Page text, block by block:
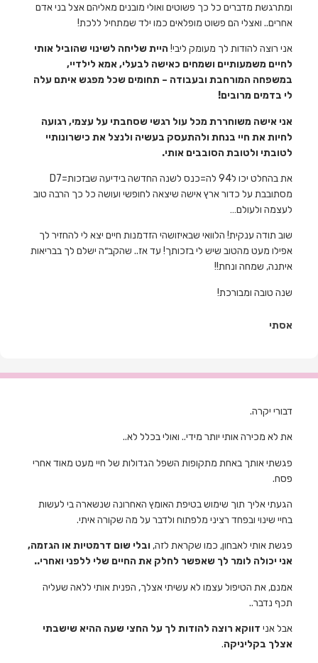
ומתרגשת מדברים כל כך פשוטים ואולי מובנים מאליהם אצל בני אדם
אחרים.. ואצלי הם פשוט מופלאים כמו ילד שמתחיל ללכת!
אני רוצה להודות לך מעומק ליבי!היית שליחה לשינוי שהוביל אותי
לחיים משמעותיים ושמחים כאישה לבעלי, אמא לילדיי,
במשפחה המורחבת ובעבודה – תחומים שכל מפגש איתם עלה
לי בדמים מרובים!
אני אישה משוחררת מכל עול רגשי שסחבתי על עצמי, רגועה
לחיות את חיי בנחת ולהתעסק בעשיה ולנצל את כישרונותיי
לטובתי ולטובת הסובבים אותי.
את בהחלט יכו ל94 לה=כנס לשנה החדשה בידיעה שבזכות=D7
מסתובבת על כדור ארץ אישה שיצאה לחופשי ועושה כל כך הרבה טוב
לעצמה ולעולם…
שוב תודה ענקית! הלוואי שבאיזושהי הזדמנות חיים יצא לי להחזיר לך
אפילו מעט מהטוב שיש לי בזכותך! עד אז.. שהקב״ה ישלם לך בבריאות
איתנה, שמחה ונחת!!
שנה טובה ומבורכת!
אסתי
דבורי יקרה.
את לא מכירה אותי יותר מידי.. ואולי בכלל לא..
פגשתי אותך באחת מתקופות השפל הגדולות של חיי מעט מאוד אחרי
פסח.
הגעתי אליך תוך שימוש בטיפת האומץ האחרונה שנשארה בי לעשות
בחיי שינוי ובפחד רציני מלפתוח ולדבר על מה שקורה איתי.
פגשת אותי לאבחון, כמו שקראת לזה,ובלי שום דרמטיות או הגזמה,
אני יכולה לומר לך שאפשר לחלק את החיים שלי ללפני ואחרי..
אמנם, את הטיפול עצמו לא עשיתי אצלך, הפנית אותי ללאה שעליה
תכף נדבר..
אבל אנידווקא רוצה להודות לך על החצי שעה ההיא שישבתי
אצלך בקליניקה.